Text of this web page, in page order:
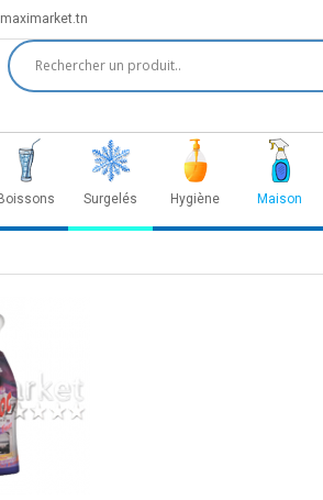
Boissons Surgelés Hygiène Maison